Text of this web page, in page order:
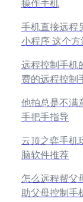
操作手机
手机直接远程
小程序 这个
远程控制手机
费的远程控制
他拍总是不满
手把手指导
云顶之弈手机
脑软件推荐
怎么远程帮父
助父母控制手